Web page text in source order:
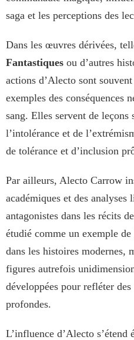
saga et les perceptions des
Dans les œuvres dérivées,
Fantastiques ou d’autres
actions d’Alecto sont
exemples des conséquences
sang. Elles servent de leçons
l’intolérance et de
de tolérance et d’inclusion
Par ailleurs, Alecto Carrow
académiques et des
antagonistes dans les récits
étudié comme un exemple
dans les histoires modernes,
figures autrefois
développées pour refléter
profondes.
L’influence d’Alecto s’étend